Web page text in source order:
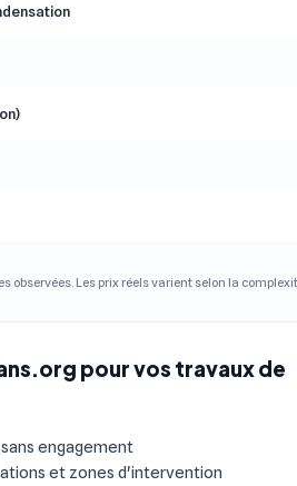
observées. Les prix réels varient selon la
pour vos travaux de
engagement
et zones d'intervention